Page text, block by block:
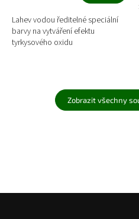
Lahev vodou ředitelné speciální
barvy na vytváření efektu
tyrkysového oxidu
Zobrazit všechny